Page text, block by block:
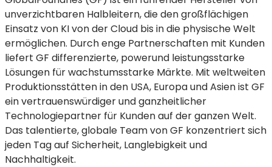
GlobalFoundries
–
eine
strategische
Allianz
für
Innovationen
im
Halbleiterbereich
Tab
geöffnet)
unverzichtbaren Halbleitern, die den großflächigen
Einsatz von KI von der Cloud bis in die physische Welt
ermöglichen. Durch enge Partnerschaften mit Kunden
liefert GF differenzierte, powerund leistungsstarke
Lösungen für wachstumsstarke Märkte. Mit weltweiten
Produktionsstätten in den USA, Europa und Asien ist GF
ein vertrauenswürdiger und ganzheitlicher
Technologiepartner für Kunden auf der ganzen Welt.
Das talentierte, globale Team von GF konzentriert sich
jeden Tag auf Sicherheit, Langlebigkeit und
Nachhaltigkeit.